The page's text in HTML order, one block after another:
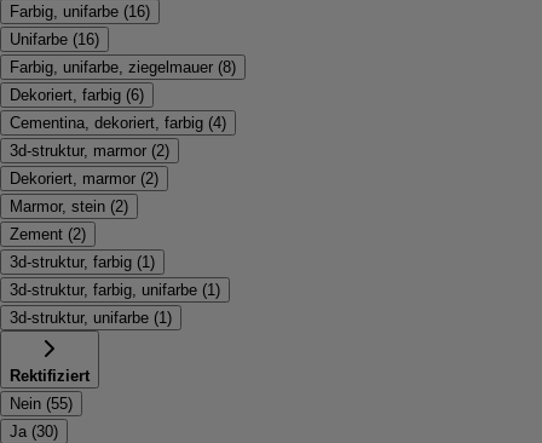
Farbig, unifarbe (16)
Unifarbe (16)
Farbig, unifarbe, ziegelmauer (8)
Dekoriert, farbig (6)
Cementina, dekoriert, farbig (4)
3d-struktur, marmor (2)
Dekoriert, marmor (2)
Marmor, stein (2)
Zement (2)
3d-struktur, farbig (1 )
3d-struktur, farbig, unifarbe (1 )
3d-struktur, unifarbe (1 )
Rektifiziert
Nein (55)
Ja (30)